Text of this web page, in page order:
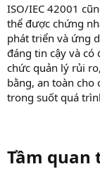
ISO/IEC 42001
thể được chứng
phát triển và ứng
đáng tin cậy và
chức quản lý rủi
bằng, an toàn cho
trong suốt quá
Tầm quan